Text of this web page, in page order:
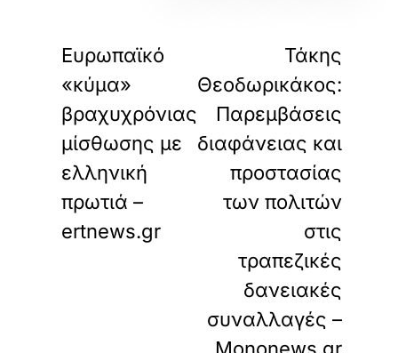
Ευρωπαϊκό
«κύμα»
βραχυχρόνιας
μίσθωσης με
ελληνική
πρωτιά –
ertnews.gr
Τάκης
Θεοδωρικάκος:
Παρεμβάσεις
διαφάνειας και
προστασίας
των πολιτών
στις
τραπεζικές
δανειακές
συναλλαγές –